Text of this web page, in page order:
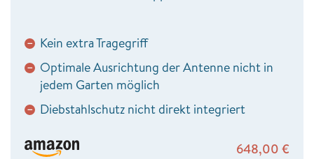
− Kein extra Tragegriff
− Optimale Ausrichtung der Antenne nicht in
jedem Garten möglich
− Diebstahlschutz nicht direkt integriert
648,00 €